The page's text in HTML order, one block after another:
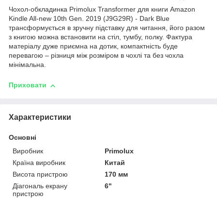
Чохол-обкладинка Primolux Transformer для книги Amazon
Kindle All-new 10th Gen. 2019 (J9G29R) - Dark Blue
трансформується в зручну підставку для читання, його разом
з книгою можна встановити на стіл, тумбу, полку. Фактура
матеріалу дуже приємна на дотик, компактність буде
перевагою – різниця між розміром в чохлі та без чохла
мінімальна.
Приховати
Характеристики
Основні
Виробник
Primolux
Країна виробник
Китай
Висота пристрою
170 мм
Діагональ екрану
пристрою
6"